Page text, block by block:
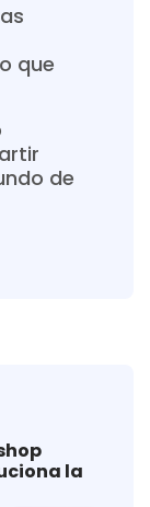
que
de
la